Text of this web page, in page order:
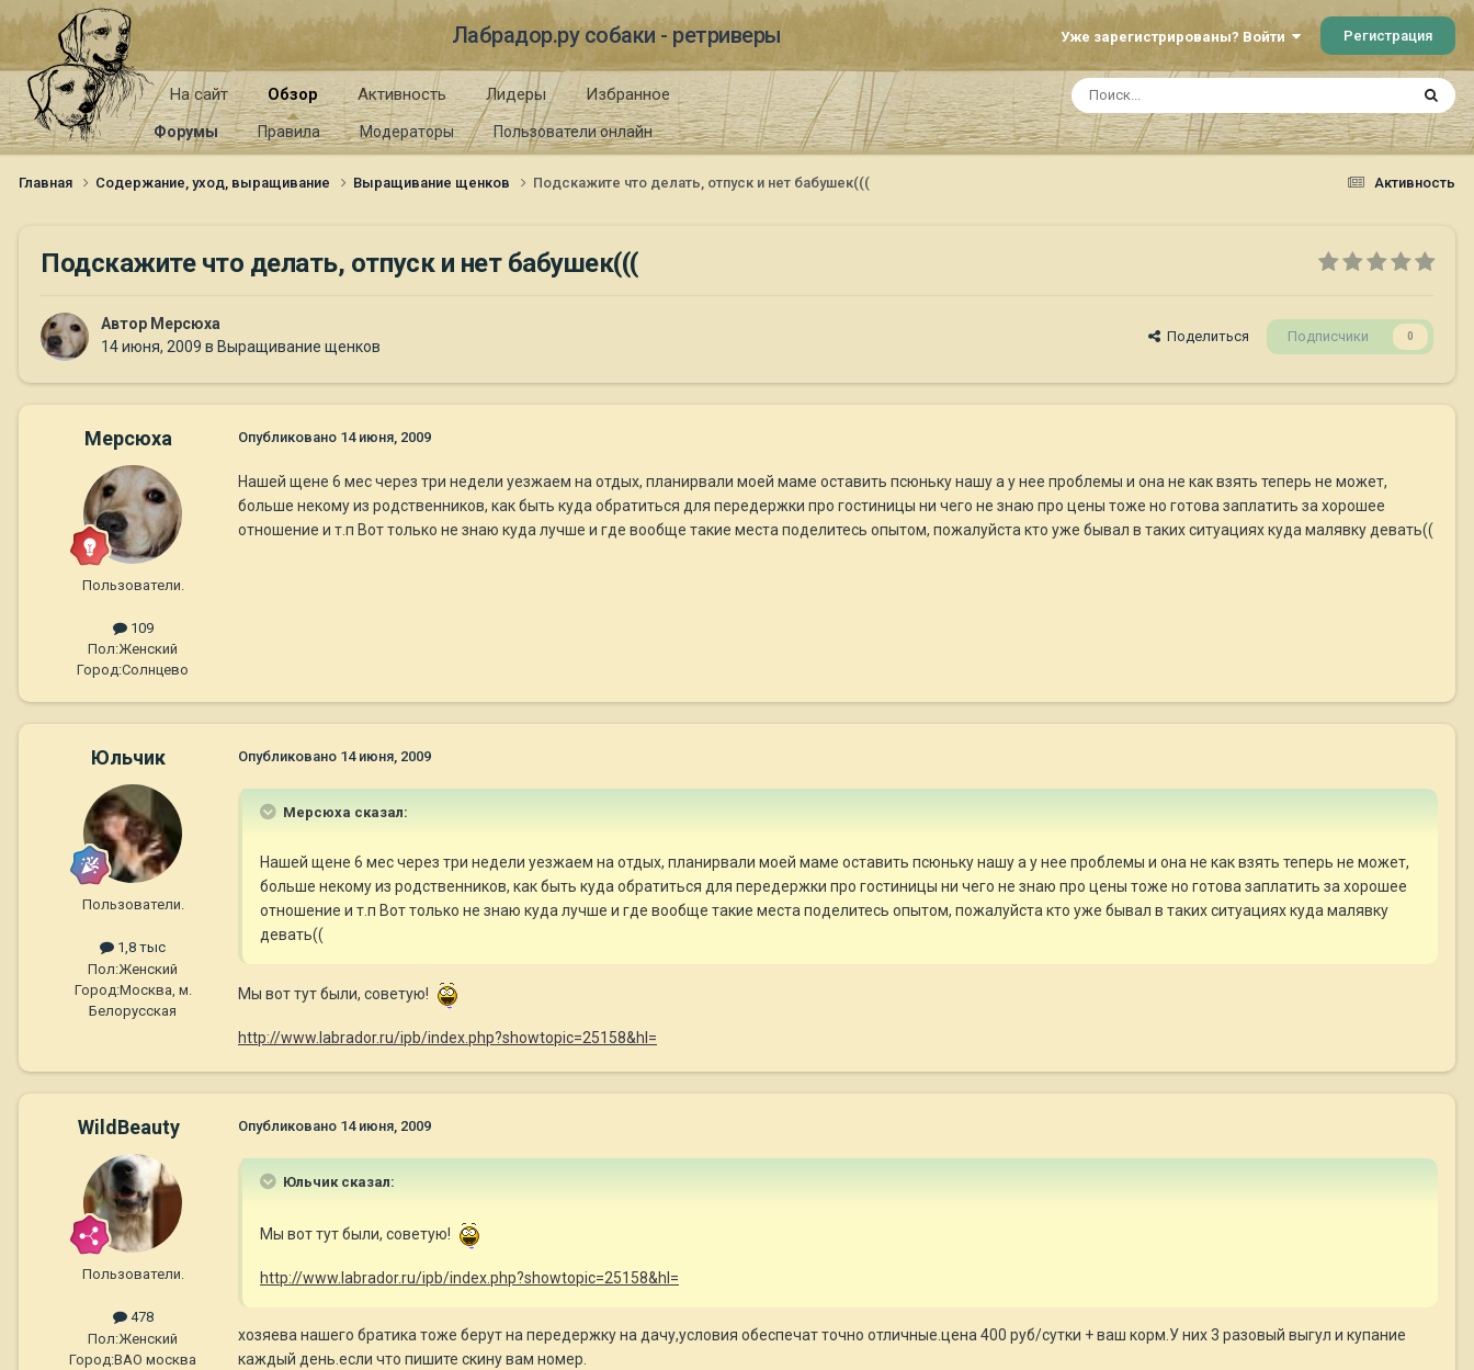
Лабрадор.ру собаки - ретриверы Уже зарегистрированы? Войти Регистрация
На сайт Обзор
Форумы Правила Модераторы Пользователи онлайн
Активность Лидеры Избранное
Активность
Главная Содержание, уход, выращивание Выращивание щенков Подскажите что делать, отпуск и нет бабушек(((
Подскажите что делать, отпуск и нет бабушек(((
Автор Мерсюха
14 июня, 2009 в Выращивание щенков
Поделиться Подписчики 0
Мерсюха
Пользователи.
109
Пол:Женский
Город:Солнцево
Опубликовано 14 июня, 2009
Нашей щене 6 мес через три недели уезжаем на отдых, планирвали моей маме оставить псюньку нашу а у нее проблемы и она не как взять теперь не может,
больше некому из родственников, как быть куда обратиться для передержки про гостиницы ни чего не знаю про цены тоже но готова заплатить за хорошее
отношение и т.п Вот только не знаю куда лучше и где вообще такие места поделитесь опытом, пожалуйста кто уже бывал в таких ситуациях куда малявку девать((
Юльчик
Пользователи.
1,8 тыс
Пол:Женский
Город:Москва, м.
Белорусская
Опубликовано 14 июня, 2009
Мерсюха сказал:
Нашей щене 6 мес через три недели уезжаем на отдых, планирвали моей маме оставить псюньку нашу а у нее проблемы и она не как взять теперь не может,
больше некому из родственников, как быть куда обратиться для передержки про гостиницы ни чего не знаю про цены тоже но готова заплатить за хорошее
отношение и т.п Вот только не знаю куда лучше и где вообще такие места поделитесь опытом, пожалуйста кто уже бывал в таких ситуациях куда малявку
девать((
Мы вот тут были, советую!
http://www.labrador.ru/ipb/index.php?showtopic=25158&hl=
WildBeauty
Пользователи.
478
Пол:Женский
Город:ВАО москва
Опубликовано 14 июня, 2009
Юльчик сказал:
Мы вот тут были, советую!
http://www.labrador.ru/ipb/index.php?showtopic=25158&hl=
хозяева нашего братика тоже берут на передержку на дачу,условия обеспечат точно отличные.цена 400 руб/сутки + ваш корм.У них 3 разовый выгул и купание
каждый день.если что пишите скину вам номер.